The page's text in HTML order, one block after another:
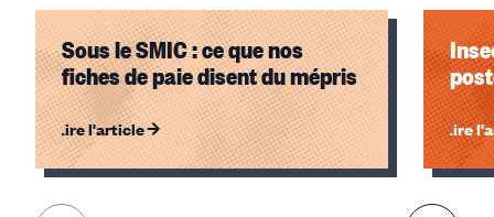
Sous le SMIC : ce que nos
fiches de paie disent du mépris
Lire l'article Lire